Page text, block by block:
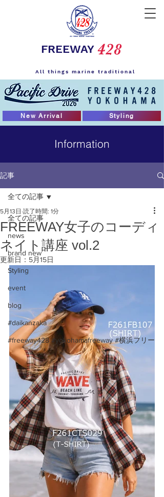
FREEWAY
All things marine traditional
428
New Arrival Styling
Information
記事
全ての記事
news
brand new
Styling
event
blog
#daikanzaka
#freeway428 #yokohamafreeway #横浜フリー
全ての記事
FREEWAY女子のコーディ
ネイト講座 vol.2
5月13日 読了時間: 1分
更新日： 5月15日